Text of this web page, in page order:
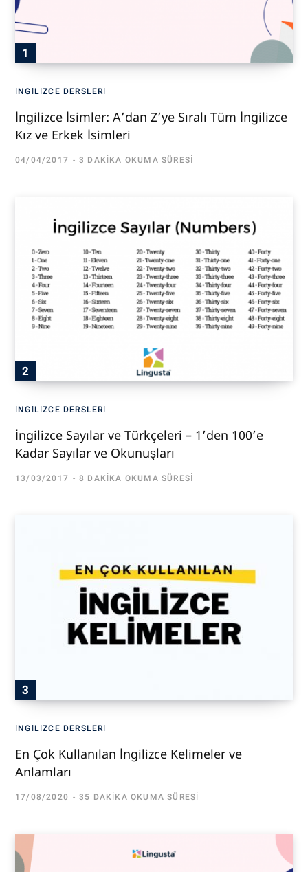
İNGILIZCE DERSLERI
İngilizce İsimler: A’dan Z’ye Sıralı Tüm İngilizce
Kız ve Erkek İsimleri
04/04/2017 3 DAKIKA OKUMA SÜRESI
İNGILIZCE DERSLERI
İngilizce Sayılar ve Türkçeleri – 1’den 100’e
Kadar Sayılar ve Okunuşları
13/03/2017 8 DAKIKA OKUMA SÜRESI
İNGILIZCE DERSLERI
En Çok Kullanılan İngilizce Kelimeler ve
Anlamları
17/08/2020 35 DAKIKA OKUMA SÜRESI